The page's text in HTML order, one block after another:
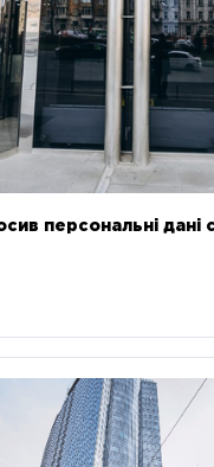
персональні дані